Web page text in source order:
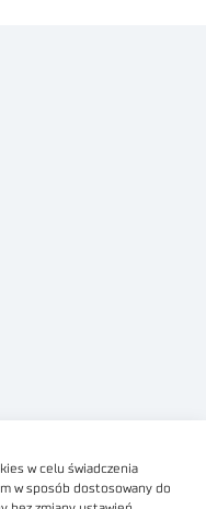
w celu świadczenia
w sposób dostosowany do